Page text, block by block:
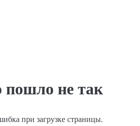
пошло не так
при загрузке страницы.